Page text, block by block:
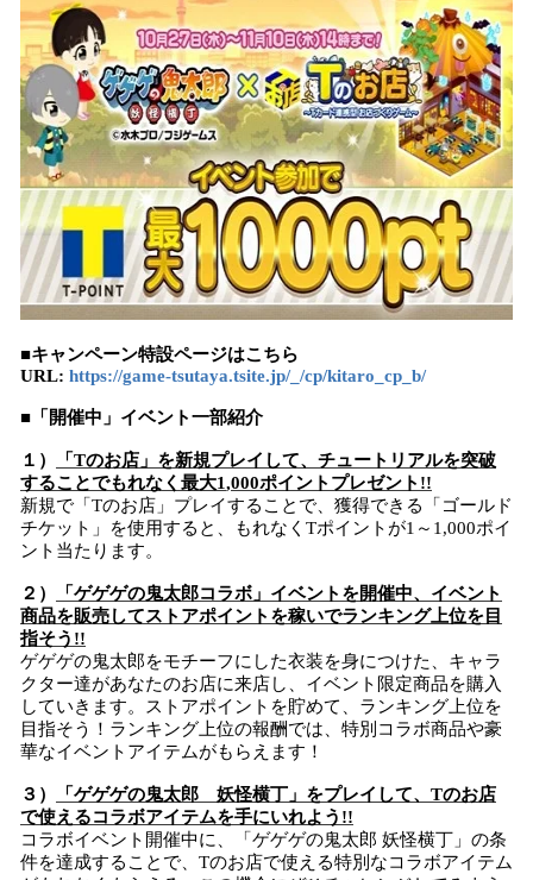
■キャンペーン特設ページはこちら
URL: https://game-tsutaya.tsite.jp/_/cp/kitaro_cp_b/
■「 開催中 」 イベント一部紹介
１） 「Tのお店 」 を新規プレイ して、チュートリアルを突破
することでもれなく最大1,000ポイントプレゼント!!
新規で「Tのお店」プレイすることで、獲得できる「ゴールド
チケット」を使用すると、もれなくTポイントが1～1,000ポイ
ント当たります。
２） 「 ゲゲゲの鬼太郎コラボ」イベント を開催中、イベント
商品を販売してストアポイントを稼いでランキング上位を目
指そう!!
ゲゲゲの鬼太郎をモチーフにした衣装を身につけた、キャラ
クター達があなたのお店に来店し、イベント限定商品を購入
していきます。ストアポイントを貯めて、ランキング上位を
目指そう！ランキング上位の報酬では、特別コラボ商品や豪
華なイベントアイテムがもらえます！
３） 「 ゲゲゲの鬼太郎 妖怪横丁」をプレイして、Tのお店
で使えるコラボアイテムを手にいれよう!!
コラボイベント開催中に、「ゲゲゲの鬼太郎 妖怪横丁」の条
件を達成することで、Tのお店で使える特別なコラボアイテム